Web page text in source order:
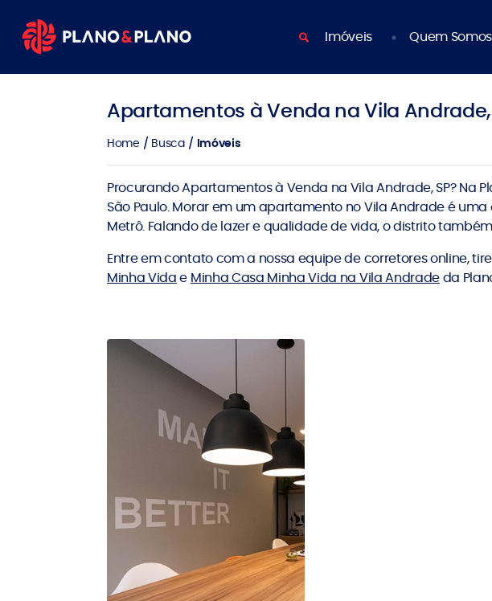
Imóveis Quem Somos
Apartamentos à Venda na Vila Andrade,
Home Busca Imóveis
Procurando Apartamentos à Venda na Vila Andrade, SP?
São Paulo. Morar em um apartamento no Vila Andrade é
Metrô. Falando de lazer e qualidade de vida, o distrito
Entre em contato com a nossa equipe de corretores online,
Minha Vidae Minha Casa Minha Vida na Vila Andradeda